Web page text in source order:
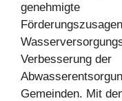
genehmigte
Verbesserung der
Gemeinden. Mit